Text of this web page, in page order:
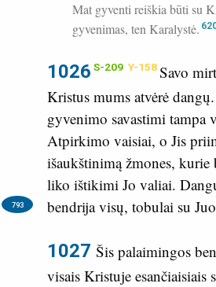
Mat gyventi reiškia būti su
gyvenimas, ten Karalystė.
1026 S-209 Y-158Savo
Kristus mums atvėrė
gyvenimo savastimi tampa
Atpirkimo vaisiai, o Jis
išaukštinimą žmones,
liko ištikimi Jo valiai.
bendrija visų, tobulai su
793
1027 Šis palaimingos
visais Kristuje esančiaisiais